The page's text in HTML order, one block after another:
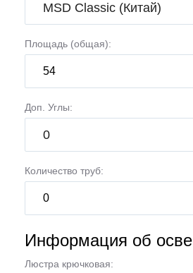
MSD Classic (Китай)
Площадь (общая):
Доп. Углы:
0
Количество труб:
Информация об
Люстра крючковая: